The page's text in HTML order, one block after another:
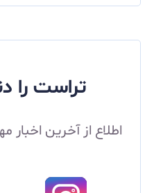
تراست را
اطلاع از آخرین اخبار